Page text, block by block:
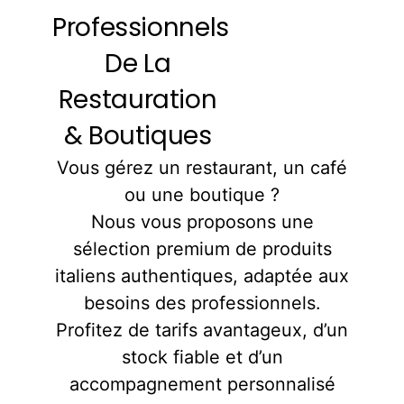
Professionnels
De La
Restauration
& Boutiques
Vous gérez un restaurant, un café
ou une boutique ?
Nous vous proposons une
sélection premium de produits
italiens authentiques, adaptée aux
besoins des professionnels.
Profitez de tarifs avantageux, d’un
stock fiable et d’un
accompagnement personnalisé